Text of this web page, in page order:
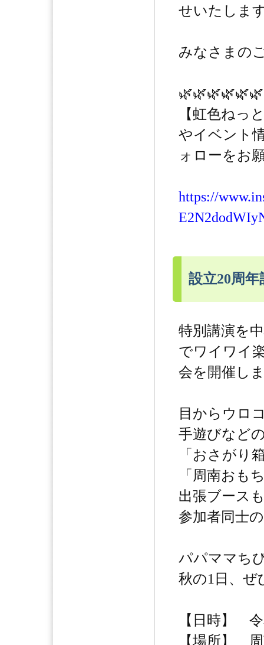
せいたしま
みなさまの
🌿🌿🌿🌿🌿🌿
【虹色ねっ
やイベント
ォローをお
https://
設立20周
特別講演を
でワイワイ
会を開催し
目からウロ
手遊びなど
「おさがり
「周南おも
出張ブース
参加者同士
パパママち
秋の1日、ぜ
【日時】
【場所】